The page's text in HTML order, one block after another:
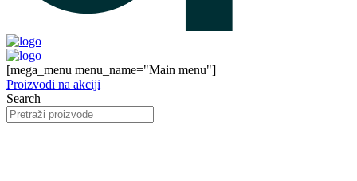
[mega_menu menu_name="Main menu"]
Proizvodi na akciji
Search